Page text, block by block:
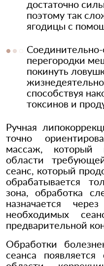
достаточно
поэтому так
ягодицы с
перегородки
покинуть
способствуя
токсинов и
Ручная
точно
массаж, который
области
сеанс, который
обрабатывается
зона, обработка
назначается
необходимых
предварительной
Обработки
сеанса